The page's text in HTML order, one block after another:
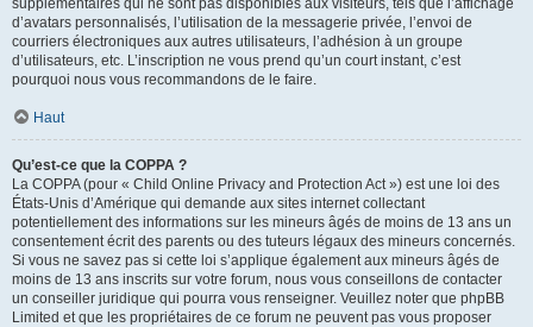
supplémentaires qui ne sont pas disponibles aux visiteurs, tels que l’affichage
d’avatars personnalisés, l’utilisation de la messagerie privée, l’envoi de
courriers électroniques aux autres utilisateurs, l’adhésion à un groupe
d’utilisateurs, etc. L’inscription ne vous prend qu’un court instant, c’est
pourquoi nous vous recommandons de le faire.
Haut
Qu’est-ce que la COPPA ?
La COPPA (pour « Child Online Privacy and Protection Act ») est une loi des
États-Unis d’Amérique qui demande aux sites internet collectant
potentiellement des informations sur les mineurs âgés de moins de 13 ans un
consentement écrit des parents ou des tuteurs légaux des mineurs concernés.
Si vous ne savez pas si cette loi s’applique également aux mineurs âgés de
moins de 13 ans inscrits sur votre forum, nous vous conseillons de contacter
un conseiller juridique qui pourra vous renseigner. Veuillez noter que phpBB
Limited et que les propriétaires de ce forum ne peuvent pas vous proposer